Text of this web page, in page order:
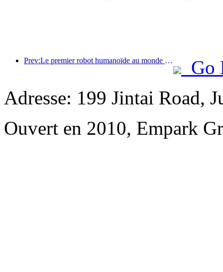
Prev:Le premier robot humanoïde au monde dédié aux services de restauration multi-scénarios a été dévoilé.
Go
Adresse: 199 Jintai Road,
Ouvert en 2010, Empark